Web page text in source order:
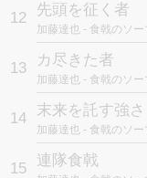
12 先頭を征く者
加藤達也 - 食戟のソ
13 カ尽きた者
加藤達也 - 食戟のソ
14 末来を託す強さ
加藤達也 - 食戟のソ
15 連隊食戟